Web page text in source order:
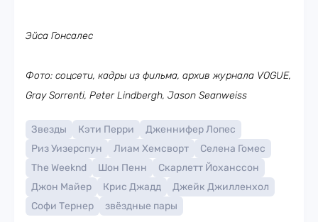
Эйса Гонсалес
Фото: соцсети, кадры из фильма, архив журнала VOGUE,
Gray Sorrenti, Peter Lindbergh, Jason Seanweiss
Звезды Кэти Перри
Дженнифер Лопес
Риз Уизерспун
Лиам Хемсворт
Селена Гомес
The Weeknd
Шон Пенн
Скарлетт Йоханссон
Джон Майер
Крис Джадд
Джейк Джилленхол
Софи Тернер
звёздные пары